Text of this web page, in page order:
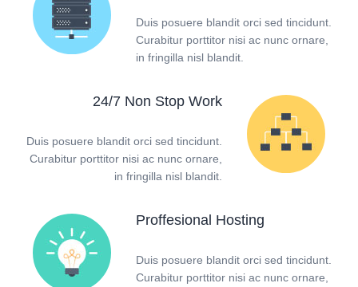
Duis posuere blandit orci sed tincidunt.
Curabitur porttitor nisi ac nunc ornare,
in fringilla nisl blandit.
24/7 Non Stop Work
Duis posuere blandit orci sed tincidunt.
Curabitur porttitor nisi ac nunc ornare,
in fringilla nisl blandit.
Proffesional Hosting
Duis posuere blandit orci sed tincidunt.
Curabitur porttitor nisi ac nunc ornare,